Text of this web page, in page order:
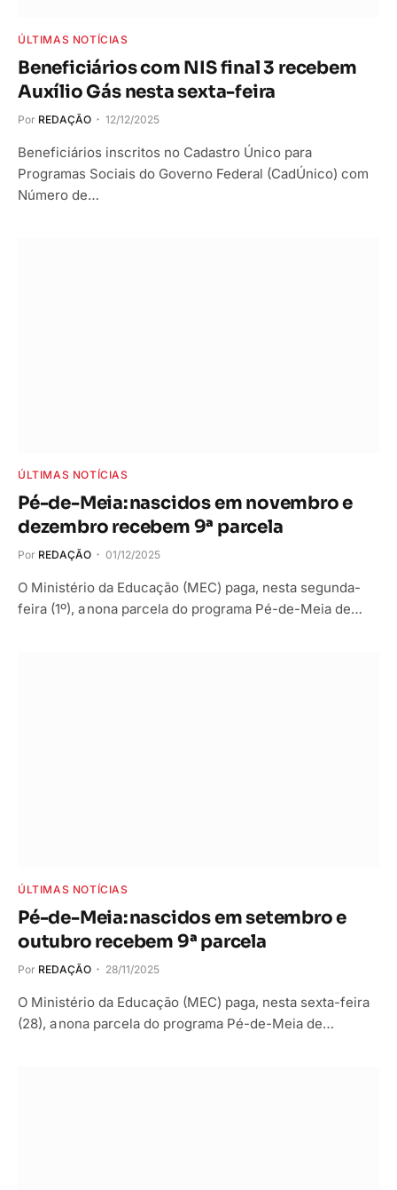
ÚLTIMAS NOTÍCIAS
Beneficiários com NIS final 3 recebem
Auxílio Gás nesta sexta-feira
Por REDAÇÃO 12/12/2025
Beneficiários inscritos no Cadastro Único para
Programas Sociais do Governo Federal (CadÚnico) com
Número de…
ÚLTIMAS NOTÍCIAS
Pé-de-Meia: nascidos em novembro e
dezembro recebem 9ª parcela
Por REDAÇÃO 01/12/2025
O Ministério da Educação (MEC) paga, nesta segunda-
feira (1º), a nona parcela do programa Pé-de-Meia de…
ÚLTIMAS NOTÍCIAS
Pé-de-Meia: nascidos em setembro e
outubro recebem 9ª parcela
Por REDAÇÃO 28/11/2025
O Ministério da Educação (MEC) paga, nesta sexta-feira
(28), a nona parcela do programa Pé-de-Meia de…